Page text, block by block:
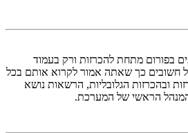
בפורום מתחת להכרזות ורק בעמוד
חשובים כך שאתה אמור לקרוא אותם בכל
ובהכרזות הגלובליות, הרשאות נושא
המנהל הראשי של המערכת.